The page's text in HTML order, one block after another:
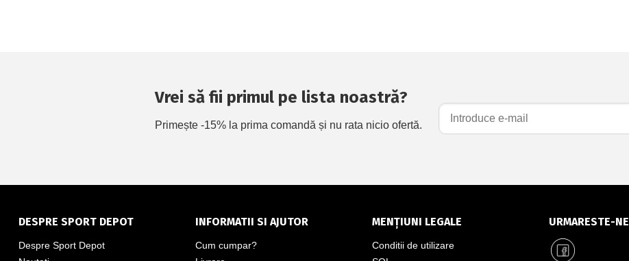
Vrei să fii primul pe lista noastră?
Primește -15% la prima comandă și nu rata nicio ofertă.
DESPRE SPORT DEPOT
Despre Sport Depot
INFORMATII SI AJUTOR
Cum cumpar?
MENȚIUNI LEGALE
Conditii de utilizare
URMARESTE-NE